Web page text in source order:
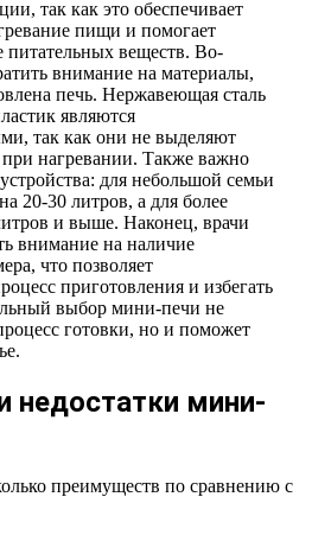
так как это обеспечивает
пищи и помогает
питательных веществ. Во-
внимание на материалы,
печь. Нержавеющая сталь
являются
так как они не выделяют
нагревании. Также важно
для небольшой семьи
20-30 литров, а для более
и выше. Наконец, врачи
внимание на наличие
что позволяет
приготовления и избегать
выбор мини-печи не
готовки, но и поможет
недостатки мини-
преимуществ по сравнению с